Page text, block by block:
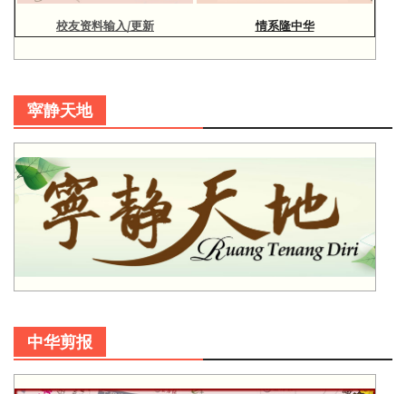
校友资料输入/更新 情系隆中华
寜静天地
中华剪报